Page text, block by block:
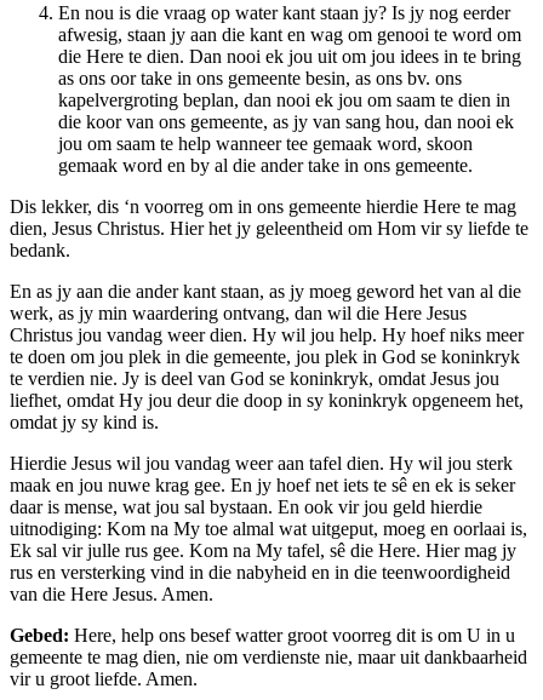
En nou is die vraag op water kant staan jy? Is jy nog eerder
afwesig, staan jy aan die kant en wag om genooi te word om
die Here te dien. Dan nooi ek jou uit om jou idees in te bring
as ons oor take in ons gemeente besin, as ons bv. ons
kapelvergroting beplan, dan nooi ek jou om saam te dien in
die koor van ons gemeente, as jy van sang hou, dan nooi ek
jou om saam te help wanneer tee gemaak word, skoon
gemaak word en by al die ander take in ons gemeente.
Dis lekker, dis ‘n voorreg om in ons gemeente hierdie Here te mag
dien, Jesus Christus. Hier het jy geleentheid om Hom vir sy liefde te
bedank.
En as jy aan die ander kant staan, as jy moeg geword het van al die
werk, as jy min waardering ontvang, dan wil die Here Jesus
Christus jou vandag weer dien. Hy wil jou help. Hy hoef niks meer
te doen om jou plek in die gemeente, jou plek in God se koninkryk
te verdien nie. Jy is deel van God se koninkryk, omdat Jesus jou
liefhet, omdat Hy jou deur die doop in sy koninkryk opgeneem het,
omdat jy sy kind is.
Hierdie Jesus wil jou vandag weer aan tafel dien. Hy wil jou sterk
maak en jou nuwe krag gee. En jy hoef net iets te sê en ek is seker
daar is mense, wat jou sal bystaan. En ook vir jou geld hierdie
uitnodiging: Kom na My toe almal wat uitgeput, moeg en oorlaai is,
Ek sal vir julle rus gee. Kom na My tafel, sê die Here. Hier mag jy
rus en versterking vind in die nabyheid en in die teenwoordigheid
van die Here Jesus. Amen.
Gebed: Here, help ons besef watter groot voorreg dit is om U in u
gemeente te mag dien, nie om verdienste nie, maar uit dankbaarheid
vir u groot liefde. Amen.